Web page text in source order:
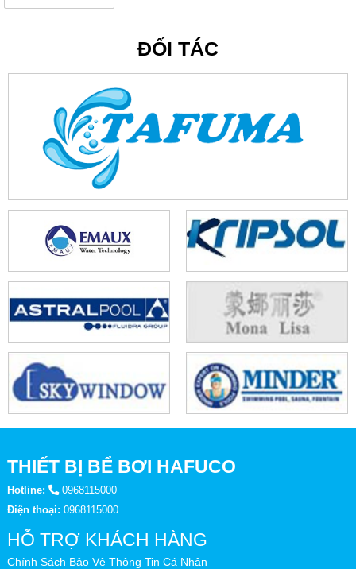
ĐỐI TÁC
THIẾT BỊ BỂ BƠI HAFUCO
Hotline:
0968115000
Điện thoại: 0968115000
HỖ TRỢ KHÁCH HÀNG
Chính Sách Bảo Vệ Thông Tin Cá Nhân